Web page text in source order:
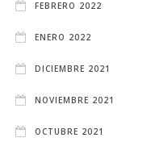
FEBRERO 2022
ENERO 2022
DICIEMBRE 2021
NOVIEMBRE 2021
OCTUBRE 2021